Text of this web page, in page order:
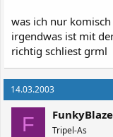
was ich nur
irgendwas ist mit
richtig schliest grml
14.03.2003
F FunkyBlaze
Tripel-As